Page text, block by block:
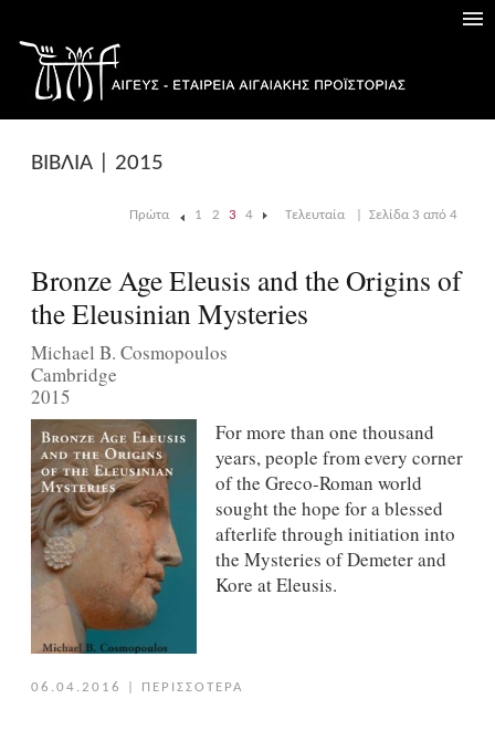
ΒΙΒΛΙΑ | 2015
Πρώτα 1 2 3 4 Τελευταία Σελίδα 3 από 4
Bronze Age Eleusis and the Origins of
the Eleusinian Mysteries
Michael B. Cosmopoulos
Cambridge
2015
For more than one thousand
years, people from every corner
of the Greco-Roman world
sought the hope for a blessed
afterlife through initiation into
the Mysteries of Demeter and
Kore at Eleusis.
06.04.2016 ΠΕΡΙΣΣΟΤΕΡΑ